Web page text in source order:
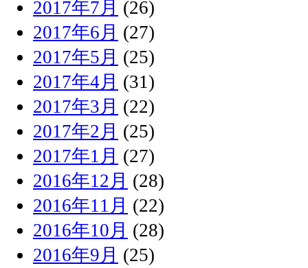
2017年7月 (26)
2017年6月 (27)
2017年5月 (25)
2017年4月 (31)
2017年3月 (22)
2017年2月 (25)
2017年1月 (27)
2016年12月 (28)
2016年11月 (22)
2016年10月 (28)
2016年9月 (25)